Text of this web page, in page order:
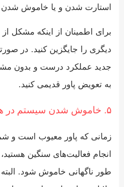
استارت شدن و یا خاموش
برای اطمینان از اینکه مشکل از
دیگری را جایگزین کنید. در
جدید عملکرد درست و بدون
به تعویض پاور قدیمی کنید.
۵. خاموش شدن سیستم در هنگام فعالیت سنگین
زمانی که پاور معیوب است و
انجام فعالیت‌های سنگین
طور ناگهانی خاموش شود.